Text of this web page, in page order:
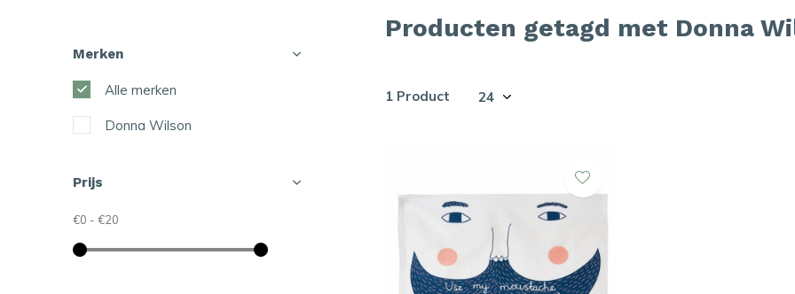
Producten getagd met Donna
1 Product
Merken
Alle merken
Donna Wilson
Prijs
€0 - €20